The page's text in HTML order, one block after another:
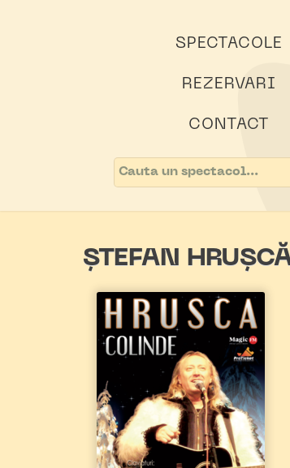
SPECTACOLE
REZERVARI
CONTACT
ȘTEFAN